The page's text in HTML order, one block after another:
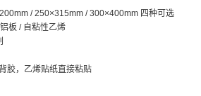
/ 250×315mm / 300×400mm 四种可选
板 / 自粘性乙烯
胶，乙烯贴纸直接粘贴